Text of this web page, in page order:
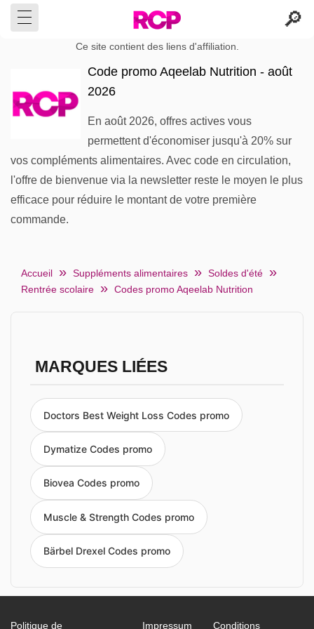
Ce site contient des liens d'affiliation.
Code promo Aqeelab Nutrition - août
2026
En août 2026, offres actives vous
permettent d'économiser jusqu'à 20% sur
vos compléments alimentaires. Avec code en circulation,
l'offre de bienvenue via la newsletter reste le moyen le plus
efficace pour réduire le montant de votre première
commande.
Accueil Suppléments alimentaires
Soldes d'été
Rentrée scolaire
Codes promo Aqeelab Nutrition
MARQUES LIÉES
Doctors Best Weight Loss Codes promo
Dymatize Codes promo
Biovea Codes promo
Muscle & Strength Codes promo
Bärbel Drexel Codes promo
Politique de Impressum Conditions